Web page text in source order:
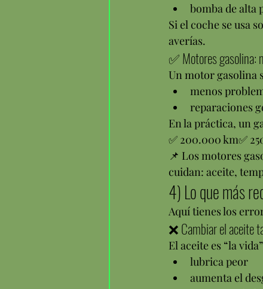
bomba de alta
Si el coche se usa
averías.
✅ Motores gasolina:
Un motor gasolina
menos
reparaciones
En la práctica, un
✅ 200.000 km✅
📌 Los motores
cuidan: aceite,
4) Lo que más
Aquí tienes los
❌ Cambiar el aceite
El aceite es “la
lubrica peor
aumenta el